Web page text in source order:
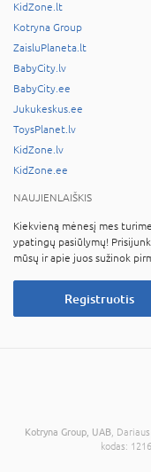
KidZone.lt
Kotryna Group
ZaisluPlaneta.lt
BabyCity.lv
BabyCity.ee
Jukukeskus.ee
ToysPlanet.lv
KidZone.lv
KidZone.ee
NAUJIENLAIŠKIS
Kiekvieną mėnesį mes turime
ypatingų pasiūlymų!
mūsų ir apie juos sužinok
Registruotis
Kotryna Group, UAB ,
kodas: